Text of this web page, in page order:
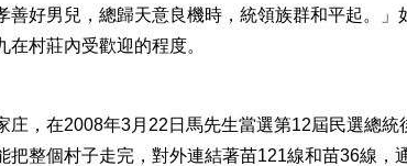
善好男兒，總歸天意良機時，統領族群和平起。
在村莊內受歡迎的程度。
庄，在2008年3月22日馬先生當選第12屆民選總
把整個村子走完，對外連結著苗121線和苗36線，